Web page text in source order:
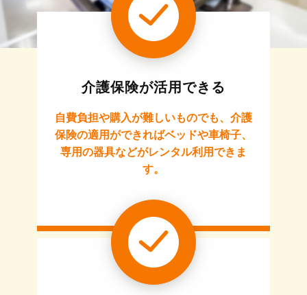
介護保険が活用できる
自費負担や購入が難しいものでも、介護
保険の適用ができればベッドや車椅子、
専用の器具などがレンタル利用できま
す。